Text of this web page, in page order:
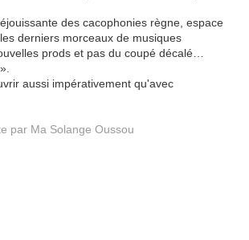
des cacophonies règne, espace
derniers morceaux de musiques
prods et pas du coupé décalé…
aussi impérativement qu'avec
par Ma Solange Oussou